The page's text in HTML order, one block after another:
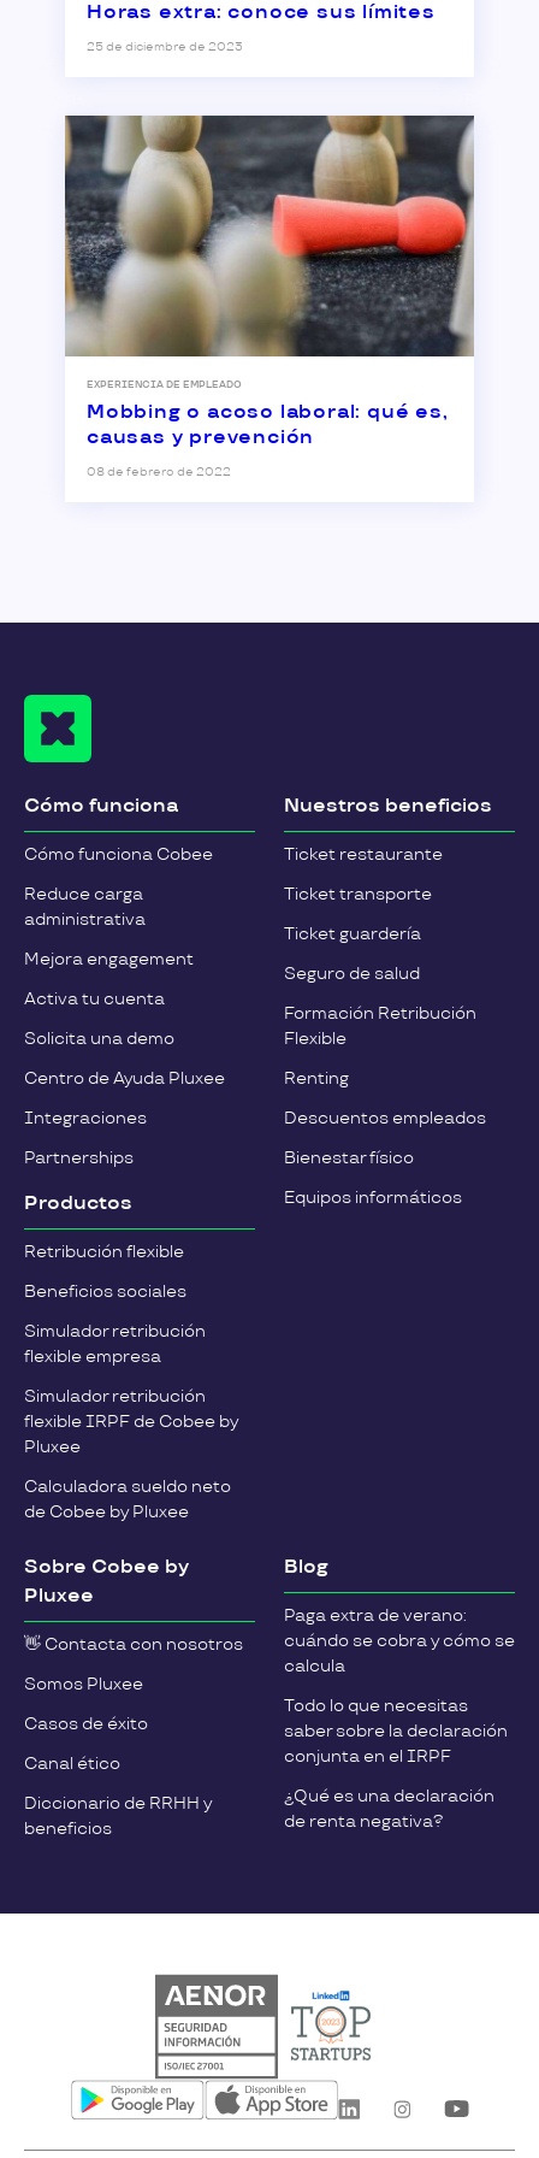
Horas extra: conoce sus límites
25 de diciembre de 2023
EXPERIENCIA DE EMPLEADO
Mobbing o acoso laboral: qué es,
causas y prevención
08 de febrero de 2022
Cómo funciona
Cómo funciona Cobee
Reduce carga
administrativa
Mejora engagement
Activa tu cuenta
Solicita una demo
Centro de Ayuda Pluxee
Integraciones
Partnerships
Productos
Retribución flexible
Beneficios sociales
Simulador retribución
flexible empresa
Simulador retribución
flexible IRPF de Cobee by
Pluxee
Calculadora sueldo neto
de Cobee by Pluxee
Nuestros beneficios
Ticket restaurante
Ticket transporte
Ticket guardería
Seguro de salud
Formación Retribución
Flexible
Renting
Descuentos empleados
Bienestar físico
Equipos informáticos
Sobre Cobee by
Pluxee
👋 Contacta con nosotros
Somos Pluxee
Casos de éxito
Canal ético
Diccionario de RRHH y
beneficios
Blog
Paga extra de verano:
cuándo se cobra y cómo se
calcula
Todo lo que necesitas
saber sobre la declaración
conjunta en el IRPF
¿Qué es una declaración
de renta negativa?